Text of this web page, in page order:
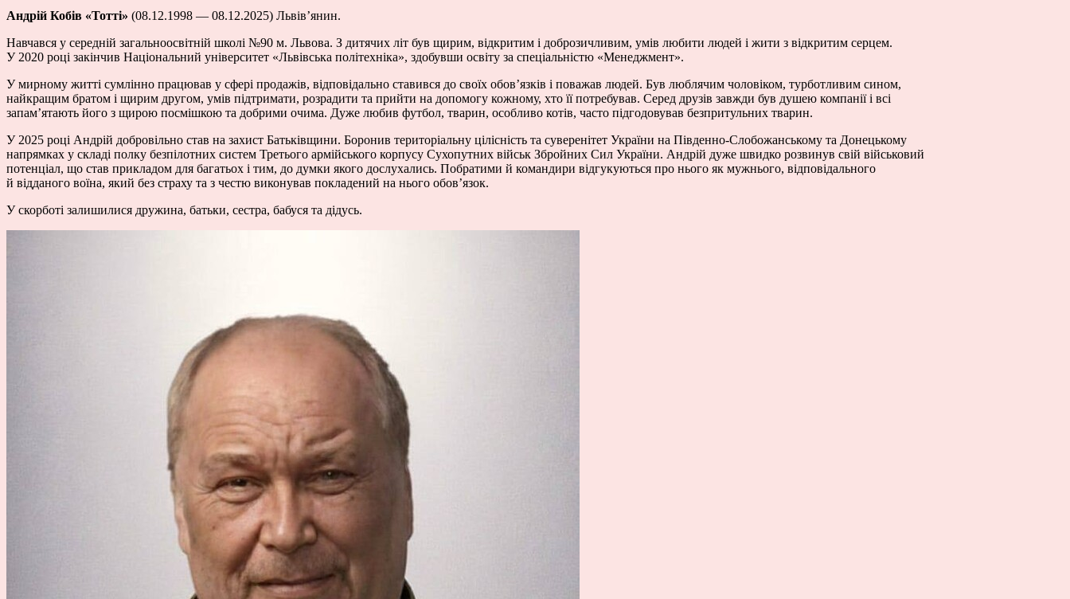
Андрій Кобів «Тотті» (08.12.1998 — 08.12.2025) Львів’янин.
Навчався у середній загальноосвітній школі №90 м. Львова. З дитячих літ був щирим, відкритим і доброзичливим, умів любити людей і жити з відкритим серцем.
У 2020 році закінчив Національний університет «Львівська політехніка», здобувши освіту за спеціальністю «Менеджмент».
У мирному житті сумлінно працював у сфері продажів, відповідально ставився до своїх обов’язків і поважав людей. Був люблячим чоловіком, турботливим сином,
найкращим братом і щирим другом, умів підтримати, розрадити та прийти на допомогу кожному, хто її потребував. Серед друзів завжди був душею компанії і всі
запамʼятають його з щирою посмішкою та добрими очима. Дуже любив футбол, тварин, особливо котів, часто підгодовував безпритульних тварин.
У 2025 році Андрій добровільно став на захист Батьківщини. Боронив територіальну цілісність та суверенітет України на Південно-Слобожанському та Донецькому
напрямках у складі полку безпілотних систем Третього армійського корпусу Сухопутних військ Збройних Сил України. Андрій дуже швидко розвинув свій військовий
потенціал, що став прикладом для багатьох і тим, до думки якого дослухались. Побратими й командири відгукуються про нього як мужнього, відповідального
й відданого воїна, який без страху та з честю виконував покладений на нього обов’язок.
У скорботі залишилися дружина, батьки, сестра, бабуся та дідусь.